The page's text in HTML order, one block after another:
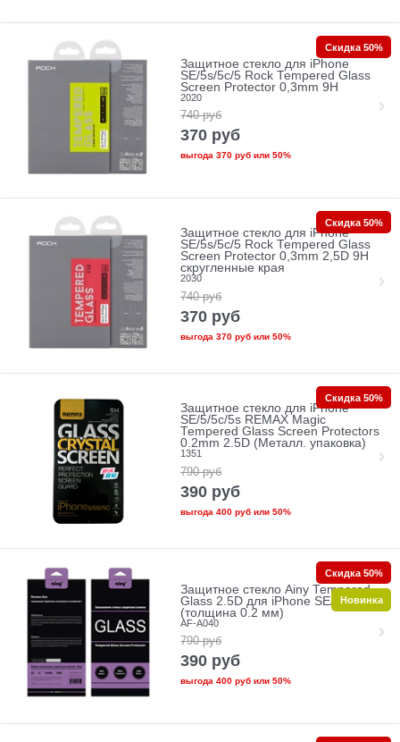
Защитное стекло для iPhone
SE/5s/5с/5 Rock Tempered Glass
Screen Protector 0,3mm 9H
2020
740 руб
370 руб
выгода 370 рубили 50%
Скидка 50%
Защитное стекло для iPhone
SE/5s/5с/5 Rock Tempered Glass
Screen Protector 0,3mm 2,5D 9H
скругленные края
2030
740 руб
370 руб
выгода 370 рубили 50%
Скидка 50%
Защитное стекло для iPhone
SE/5/5c/5s REMAX Magic
Tempered Glass Screen Protectors
0.2mm 2.5D (Металл. упаковка)
1351
790 руб
390 руб
выгода 400 рубили 50%
Скидка 50%
Защитное стекло Ainy Tempered
Glass 2.5D для iPhone SE/5/5c/5s
(толщина 0.2 мм)
AF-A040
790 руб
390 руб
выгода 400 рубили 50%
Скидка 50%
Новинка